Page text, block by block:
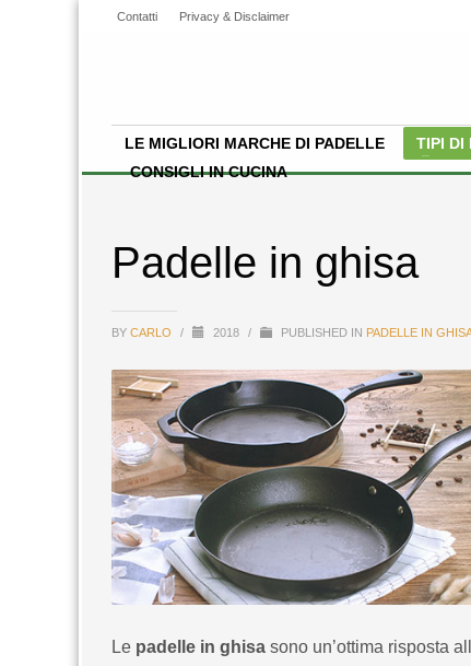
Contatti Privacy & Disclaimer
LE MIGLIORI MARCHE DI PADELLE TIPI DI
CONSIGLI IN CUCINA
Padelle in ghisa
BY CARLO / 2018 / PUBLISHED IN PADELLE IN
Le padelle in ghisa sono un’ottima risposta